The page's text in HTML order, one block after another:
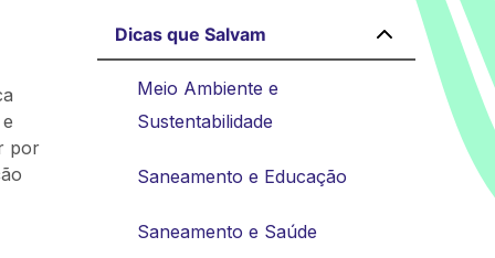
por
Dicas que Salvam
Meio Ambiente e
Sustentabilidade
Saneamento e Educação
Saneamento e Saúde